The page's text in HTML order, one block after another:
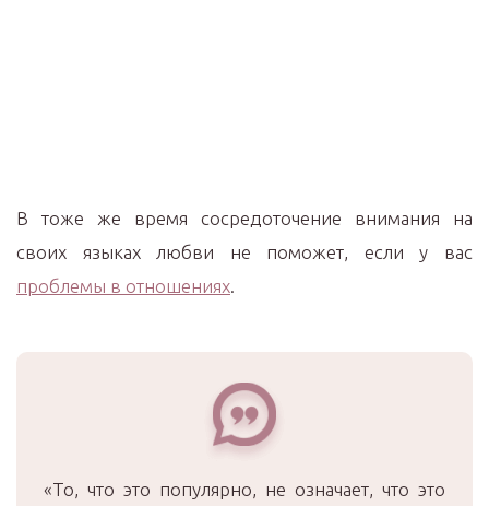
В тоже же время сосредоточение внимания на
своих языках любви не поможет, если у вас
проблемы в отношениях.
«То, что это популярно, не означает, что это